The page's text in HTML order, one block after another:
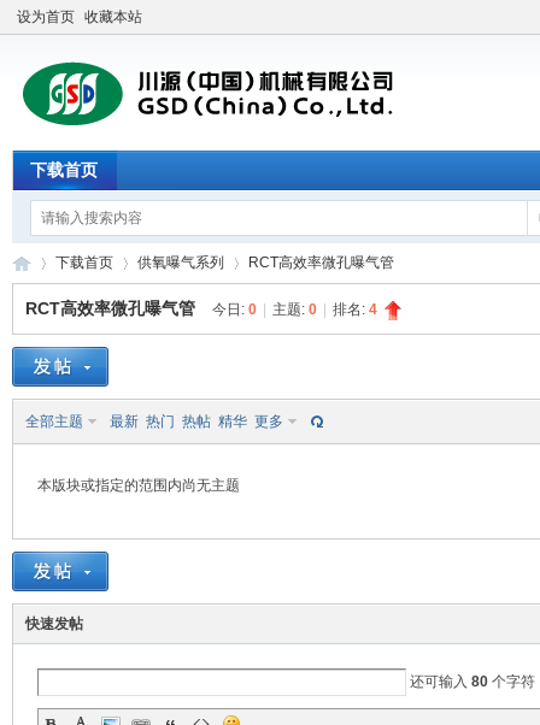
设为首页 收藏本站
下载首页
源
»
下载首页 供氧曝气系列 RCT高效率微孔曝气管
RCT高效率微孔曝气管 今日: 0 主题: 0 排名: 4
全部主题 最新 热门 热帖 精华 更多
本版块或指定的范围内尚无主题
快速发帖
还可输入 80个字符